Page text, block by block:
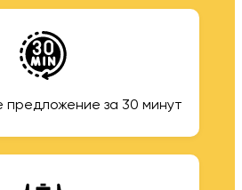
предложение за 30 минут